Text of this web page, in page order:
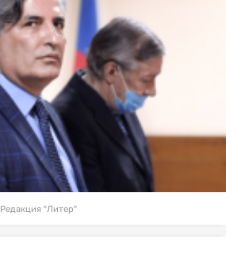
Редакция "Литер"